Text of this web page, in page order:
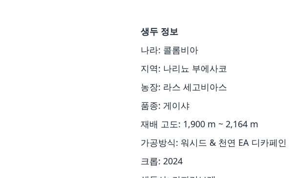
생두 정보
나라: 콜롬비아
지역: 나리뇨 부에사코
농장: 라스 세고비아스
품종: 게이샤
재배 고도: 1,900 m ~ 2,164 m
가공방식: 워시드 & 천연 EA 디카페인
크롭: 2024